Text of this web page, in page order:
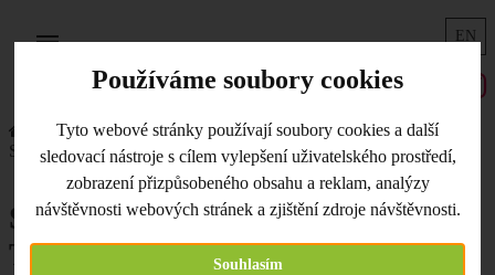
Používáme soubory cookies
Tyto webové stránky používají soubory cookies a další
sledovací nástroje s cílem vylepšení uživatelského prostředí,
zobrazení přizpůsobeného obsahu a reklam, analýzy
návštěvnosti webových stránek a zjištění zdroje návštěvnosti.
Souhlasím
EN
Úvodní strana
Co je nového
Startovací sada Chameleon Color Tones
Startovací sada Chameleon Color
Tones